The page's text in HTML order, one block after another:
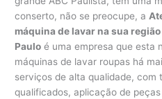
conserto, não se preocupe, a
máquina de lavar na sua
Paulo é uma empresa que esta
máquinas de lavar roupas há
serviços de alta qualidade, com
qualificados, aplicação de